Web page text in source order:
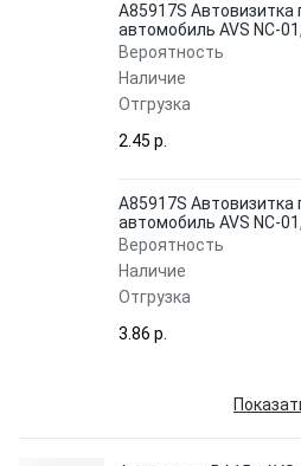
A85917S Автовизитка
автомобиль AVS NC-
Вероятность
Наличие
Отгрузка
2.45 p.
A85917S Автовизитка
автомобиль AVS NC-
Вероятность
Наличие
Отгрузка
3.86 p.